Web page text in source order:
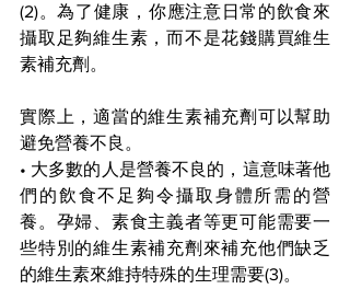
(2)。為了健康，你應注意日常的飲食來
攝取足夠維生素，而不是花錢購買維生
素補充劑。
實際上，適當的維生素補充劑可以幫助
避免營養不良。
• 大多數的人是營養不良的，這意味著他
們的飲食不足夠令攝取身體所需的營
養。孕婦、素食主義者等更可能需要一
些特別的維生素補充劑來補充他們缺乏
的維生素來維持特殊的生理需要(3)。